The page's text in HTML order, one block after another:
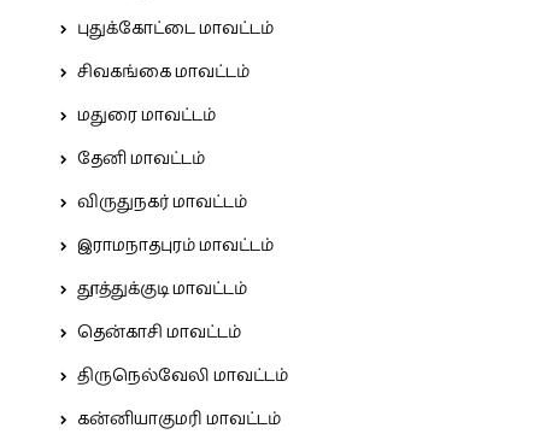
புதுக்கோட்டை மாவட்டம்
சிவகங்கை மாவட்டம்
மதுரை மாவட்டம்
தேனி மாவட்டம்
விருதுநகர் மாவட்டம்
இராமநாதபுரம் மாவட்டம்
தூத்துக்குடி மாவட்டம்
தென்காசி மாவட்டம்
திருநெல்வேலி மாவட்டம்
கன்னியாகுமரி மாவட்டம்